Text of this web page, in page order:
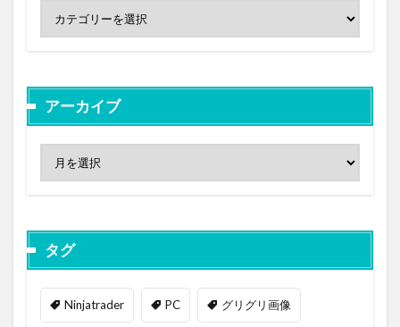
アーカイブ
タグ
Ninjatrader PC グリグリ画像